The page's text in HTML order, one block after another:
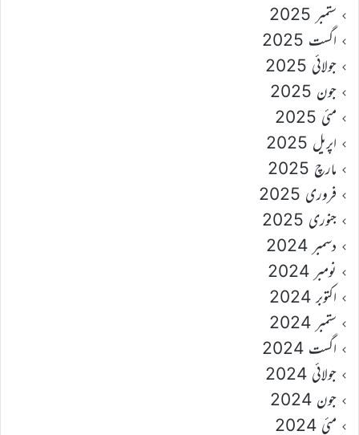
ستمبر 2025
اگست 2025
جولائی 2025
جون 2025
مئی 2025
اپریل 2025
مارچ 2025
فروری 2025
جنوری 2025
دسمبر 2024
نومبر 2024
اکتوبر 2024
ستمبر 2024
اگست 2024
جولائی 2024
جون 2024
مئی 2024